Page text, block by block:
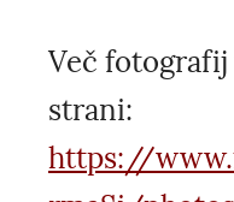
Več fotografij
strani:
https://